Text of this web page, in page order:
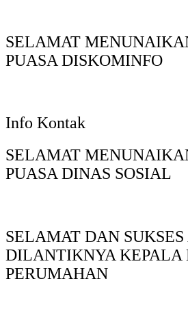
SELAMAT
PUASA DISKOMINFO
Info Kontak
SELAMAT
PUASA DINAS SOSIAL
SELAMAT DAN SUKSES
DILANTIKNYA KEPALA
PERUMAHAN